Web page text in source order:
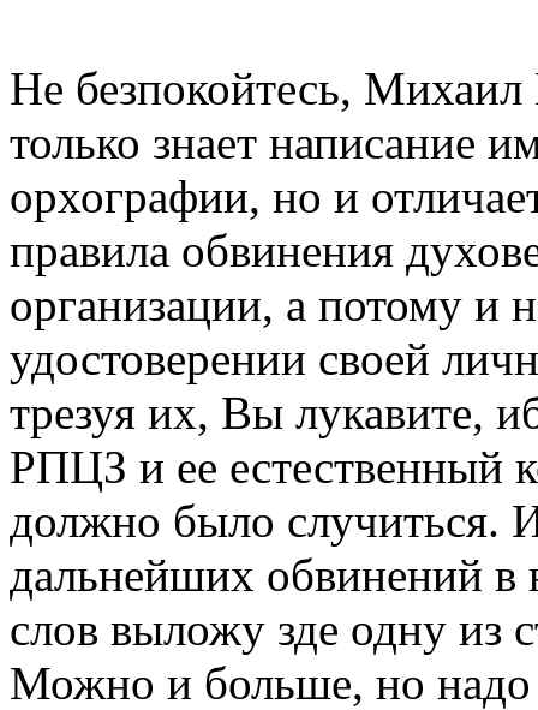
Не безпокойтесь,
только знает написание
орхографии, но и
правила обвинения
организации, а потому и
удостоверении своей
трезуя их, Вы лукавите,
РПЦЗ и ее естественный
должно было случиться.
дальнейших обвинений в
слов выложу зде одну из
Можно и больше, но надо